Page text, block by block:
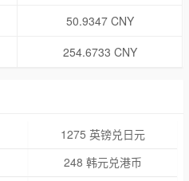
50.9347 CNY
254.6733 CNY
1275 英镑兑日元
248 韩元兑港币